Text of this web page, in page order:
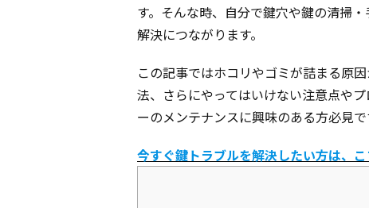
す。そんな時、自分で鍵穴や鍵の清掃
解決につながります。
この記事ではホコリやゴミが詰まる原
法、さらにやってはいけない注意点や
ーのメンテナンスに興味のある方必見で
今すぐ鍵トラブルを解決したい方は、